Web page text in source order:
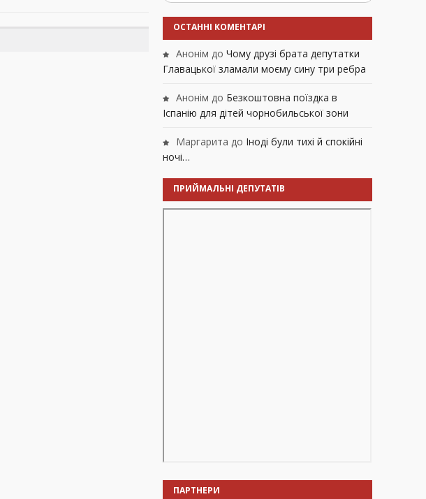
ОСТАННІ КОМЕНТАРІ
Анонім до Чому друзі брата депутатки
Главацької зламали моєму сину три ребра
Анонім до Безкоштовна поїздка в
Іспанію для дітей чорнобильської зони
Маргарита до Іноді були тихі й спокійні
ночі…
ПРИЙМАЛЬНІ ДЕПУТАТІВ
ПАРТНЕРИ